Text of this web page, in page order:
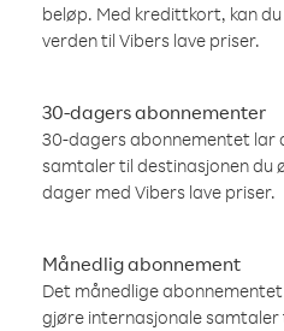
beløp. Med kredittkort, kan
verden til Vibers lave priser.
30-dagers abonnementer
30-dagers abonnementet lar
samtaler til destinasjonen du
dager med Vibers lave priser.
Månedlig abonnement
Det månedlige
gjøre internasjonale